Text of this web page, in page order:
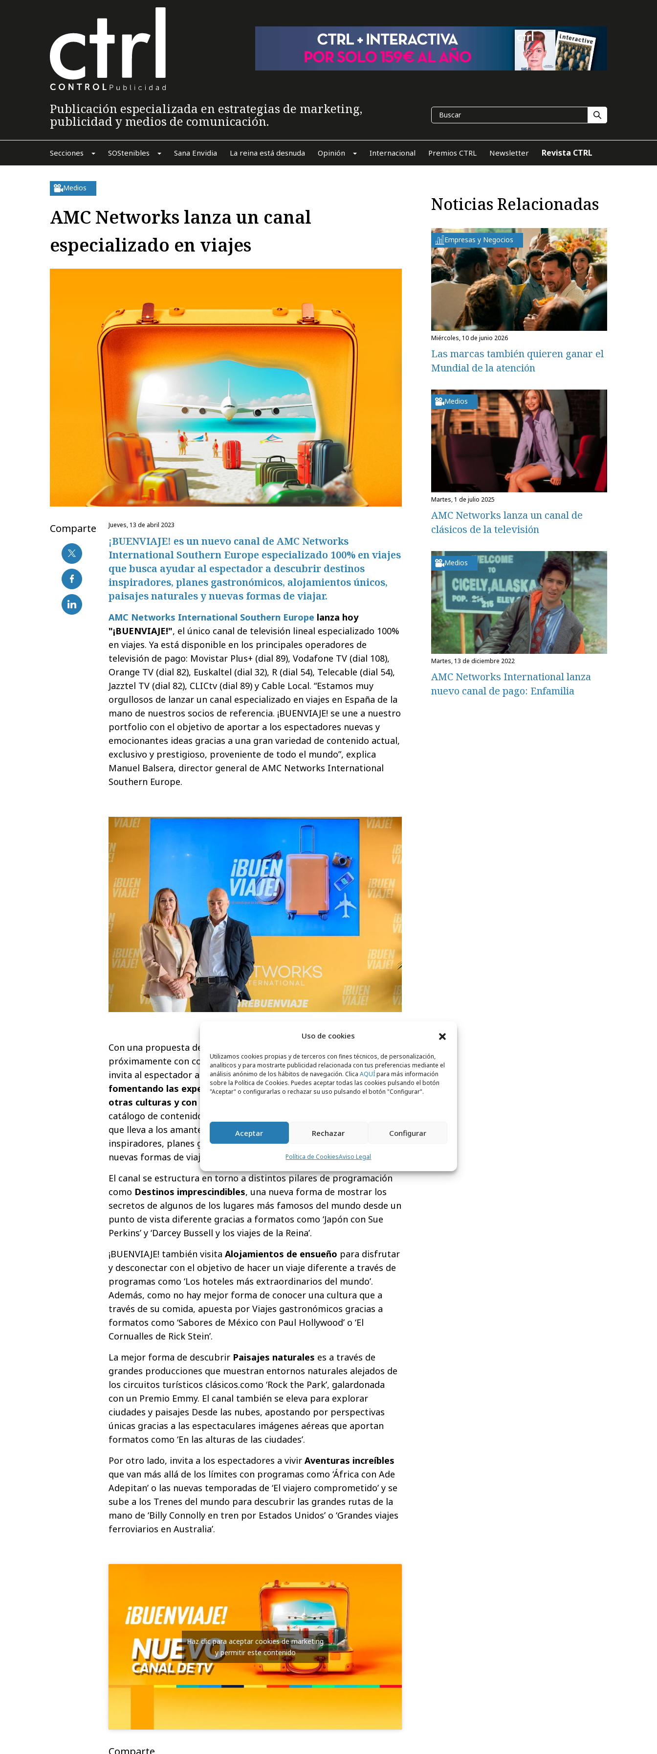
Uso de cookies
Utilizamos cookies propias y de terceros con fines técnicos, de personalización,
analíticos y para mostrarte publicidad relacionada con tus preferencias mediante el
análisis anónimo de los hábitos de navegación. Clica AQUÍpara más información
sobre la Política de Cookies. Puedes aceptar todas las cookies pulsando el botón
"Aceptar" o configurarlas o rechazar su uso pulsando el botón "Configurar".
Aceptar Rechazar Configurar
Política de CookiesAviso Legal
Publicación especializada en estrategias de marketing,
publicidad y medios de comunicación.
Secciones SOStenibles Sana Envidia La reina está desnuda Opinión Internacional Premios CTRL Newsletter Revista CTRL
Medios
AMC Networks lanza un canal
especializado en viajes
Comparte jueves, 13 de abril 2023
¡BUENVIAJE! es un nuevo canal de AMC Networks
International Southern Europe especializado 100% en viajes
que busca ayudar al espectador a descubrir destinos
inspiradores, planes gastronómicos, alojamientos únicos,
paisajes naturales y nuevas formas de viajar.
AMC Networks International Southern Europe lanza hoy
"¡BUENVIAJE!", el único canal de televisión lineal especializado 100%
en viajes. Ya está disponible en los principales operadores de
televisión de pago: Movistar Plus+ (dial 89), Vodafone TV (dial 108),
Orange TV (dial 82), Euskaltel (dial 32), R (dial 54), Telecable (dial 54),
Jazztel TV (dial 82), CLICtv (dial 89) y Cable Local. “Estamos muy
orgullosos de lanzar un canal especializado en viajes en España de la
mano de nuestros socios de referencia. ¡BUENVIAJE! se une a nuestro
portfolio con el objetivo de aportar a los espectadores nuevas y
emocionantes ideas gracias a una gran variedad de contenido actual,
exclusivo y prestigioso, proveniente de todo el mundo”, explica
Manuel Balsera, director general de AMC Networks International
Southern Europe.
Con una propuesta de formatos de alta calidad e innovadores, y
próximamente con contenidos de producción propia, ¡BUENVIAJE!
invita al espectador a
descubrir y explorar nuevos lugares
fomentando las expediciones responsables y respetuosas con
otras culturas y con el medio ambiente
catálogo de contenidos, el canal ofrece una experiencia completa
que lleva a los amantes del turismo a descubrir destinos
inspiradores, planes gastronómicos, alojamientos singulares y
nuevas formas de viajar.
El canal se estructura en torno a distintos pilares de programación
como Destinos imprescindibles, una nueva forma de mostrar los
secretos de algunos de los lugares más famosos del mundo desde un
punto de vista diferente gracias a formatos como ‘Japón con Sue
Perkins’ y ‘Darcey Bussell y los viajes de la Reina’.
¡BUENVIAJE! también visita Alojamientos de ensueño para disfrutar
y desconectar con el objetivo de hacer un viaje diferente a través de
programas como ‘Los hoteles más extraordinarios del mundo’.
Además, como no hay mejor forma de conocer una cultura que a
través de su comida, apuesta por Viajes gastronómicos gracias a
formatos como ‘Sabores de México con Paul Hollywood’ o ‘El
Cornualles de Rick Stein’.
La mejor forma de descubrir Paisajes naturales es a través de
grandes producciones que muestran entornos naturales alejados de
los circuitos turísticos clásicos.como ‘Rock the Park’, galardonada
con un Premio Emmy. El canal también se eleva para explorar
ciudades y paisajes Desde las nubes, apostando por perspectivas
únicas gracias a las espectaculares imágenes aéreas que aportan
formatos como ‘En las alturas de las ciudades’.
Por otro lado, invita a los espectadores a vivir Aventuras increíbles
que van más allá de los límites con programas como ‘África con Ade
Adepitan’ o las nuevas temporadas de ‘El viajero comprometido’ y se
sube a los Trenes del mundo para descubrir las grandes rutas de la
mano de ‘Billy Connolly en tren por Estados Unidos’ o ‘Grandes viajes
ferroviarios en Australia’.
Haz clic para aceptar cookies de marketing
y permitir este contenido
Comparte
Noticias Relacionadas
Empresas y Negocios
miércoles, 10 de junio 2026
Las marcas también quieren ganar el
Mundial de la atención
Medios
martes, 1 de julio 2025
AMC Networks lanza un canal de
clásicos de la televisión
Medios
martes, 13 de diciembre 2022
AMC Networks International lanza
nuevo canal de pago: Enfamilia